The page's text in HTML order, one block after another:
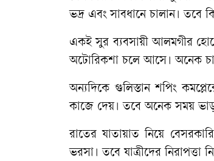
ভদ্র এবং সাবধানে চালান। তবে
একই সুর ব্যবসায়ী আলমগীর
অটোরিকশা চলে আসে। অনেক
অন্যদিকে গুলিস্তান শপিং
কাজে দেয়। তবে অনেক সময়
রাতের যাতায়াত নিয়ে
ভরসা। তবে যাত্রীদের নিরাপত্তা